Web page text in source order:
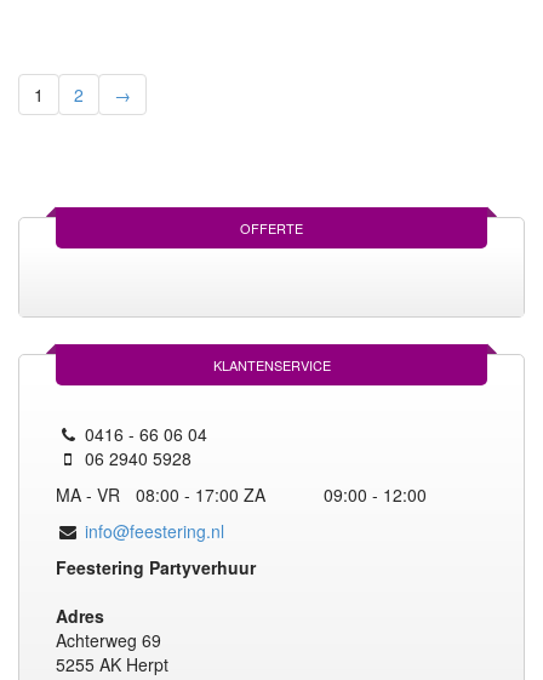
1 2 →
OFFERTE
KLANTENSERVICE
0416 - 66 06 04
06 2940 5928
MA - VR
08:00 - 17:00 ZA
09:00 - 12:00
info@feestering.nl
Feestering Partyverhuur
Adres
Achterweg 69
5255 AK Herpt